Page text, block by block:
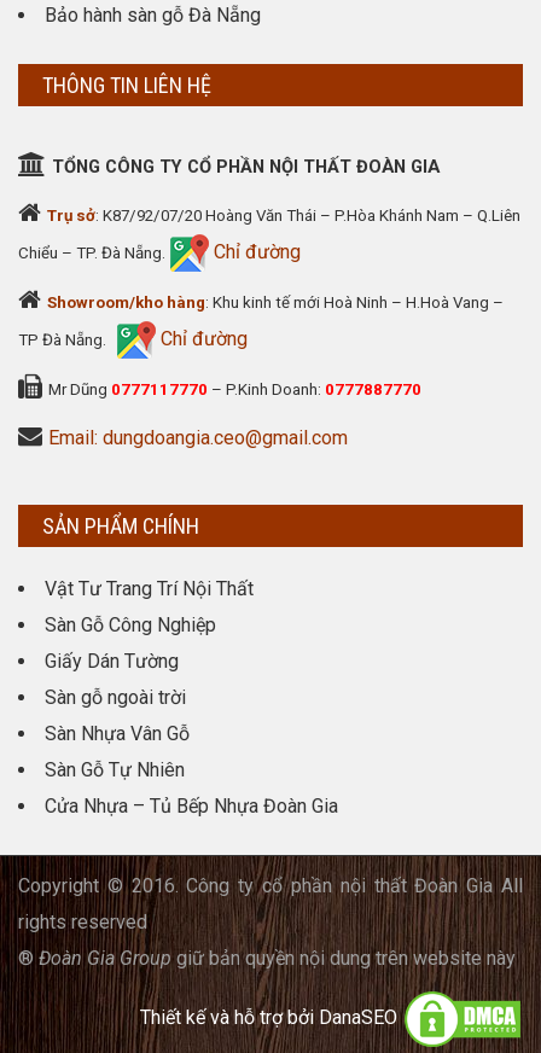
Bảo hành sàn gỗ Đà Nẵng
THÔNG TIN LIÊN HỆ
TỔNG CÔNG TY CỔ PHẦN NỘI THẤT ĐOÀN GIA
Trụ sở: K87/92/07/20 Hoàng Văn Thái – P.Hòa Khánh Nam – Q.Liên
Chiểu – TP. Đà Nẵng. Chỉ đường
Showroom/kho hàng: Khu kinh tế mới Hoà Ninh – H.Hoà Vang –
TP Đà Nẵng. Chỉ đường
Mr Dũng 0777117770 – P.Kinh Doanh: 0777887770
Email: dungdoangia.ceo@gmail.com
SẢN PHẨM CHÍNH
Vật Tư Trang Trí Nội Thất
Sàn Gỗ Công Nghiệp
Giấy Dán Tường
Sàn gỗ ngoài trời
Sàn Nhựa Vân Gỗ
Sàn Gỗ Tự Nhiên
Cửa Nhựa – Tủ Bếp Nhựa Đoàn Gia
Copyright © 2016. Công ty cổ phần nội thất Đoàn Gia All
rights reserved
® Đoàn Gia Groupgiữ bản quyền nội dung trên website này
Thiết kế và hỗ trợ bởi DanaSEO